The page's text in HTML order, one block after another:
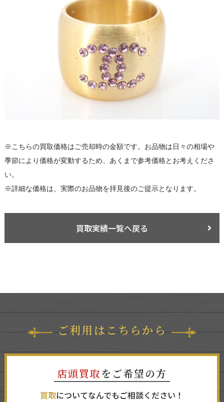
※こちらの買取価格はご売却時の金額です。お品物は日々の相場や
季節により価格が変動するため、あくまで参考価格とお考えくださ
い。
※詳細な価格は、実際のお品物を拝見後のご提示となります。
買取実績一覧へ戻る
ご利用はこちらから
店頭買取 をご希望の方
買取についてなんでもご相談ください！